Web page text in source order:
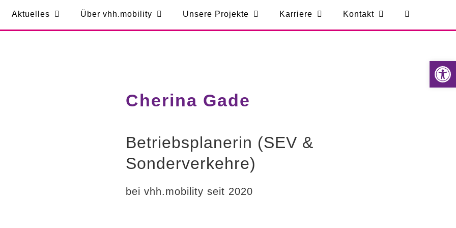
Aktuelles Über vhh.mobility Unsere Projekte Karriere Kontakt
Cherina Gade
Betriebsplanerin (SEV &
Sonderverkehre)
bei vhh.mobility seit 2020